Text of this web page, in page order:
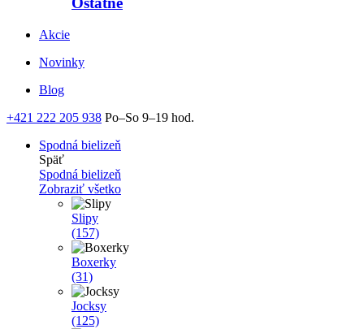
Akcie
Novinky
Blog
+421 222 205 938 Po–So 9–19 hod.
Spodná bielizeň
Späť
Spodná bielizeň
Zobraziť všetko
Slipy
(157)
Boxerky
(31)
Jocksy
(125)